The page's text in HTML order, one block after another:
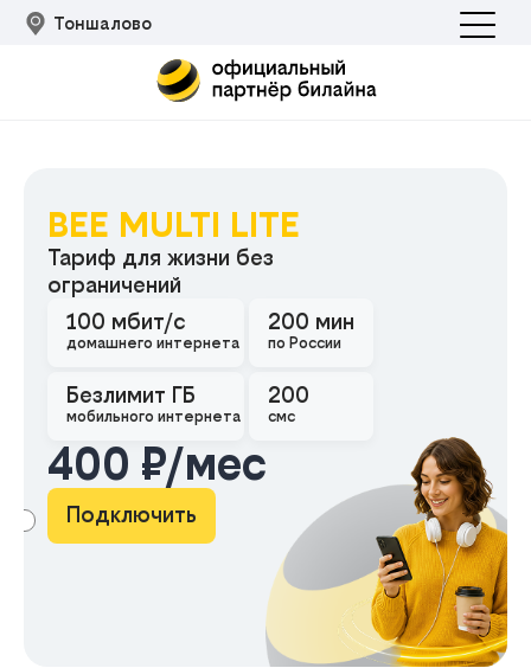
Тоншалово
BEE MULTI LITE
Тариф для жизни без
ограничений
100 мбит/с
домашнего интернета
Безлимит ГБ
мобильного интернета
200 мин
по России
200
смс
400 ₽/мес
Подключить